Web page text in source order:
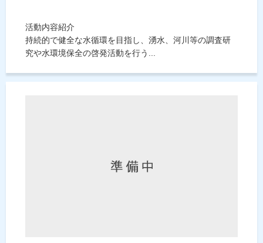
活動内容紹介
持続的で健全な水循環を目指し、湧水、河川等の調査研
究や水環境保全の啓発活動を行う...